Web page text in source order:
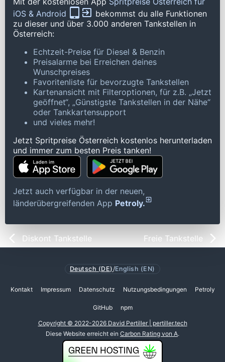
iOS & Android
bekommst du alle Funktionen
zu dieser und über 3.000 anderen Tankstellen in
Österreich:
Echtzeit-Preise für Diesel & Benzin
Preisalarme bei Erreichen deines
Wunschpreises
Favoritenliste für bevorzugte Tankstellen
Kartenansicht mit Filteroptionen, für z.B. „Jetzt
geöffnet“, „Günstigste Tankstellen in der Nähe“
oder Tankkartensupport
und vieles mehr!
Jetzt Spritpreise Österreich kostenlos herunterladen
und immer zum besten Preis tanken!
Jetzt auch verfügbar in der neuen,
länderübergreifenden App Petroly.
Diskont Tankstelle Freie Tankstelle
Deutsch (DE)/English (EN)
Kontakt Impressum Datenschutz Nutzungsbedingungen Petroly
GitHub npm
Copyright © 2022-2026 David Pertiller | pertiller.tech
Diese Website erreicht ein Carbon Rating von A.